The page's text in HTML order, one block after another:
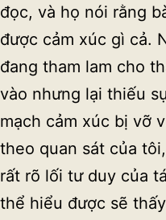
đọc, và họ nói rằng
được cảm xúc gì cả.
đang tham lam cho
vào nhưng lại thiếu
mạch cảm xúc bị vỡ
theo quan sát của
rất rõ lối tư duy của
thể hiểu được sẽ